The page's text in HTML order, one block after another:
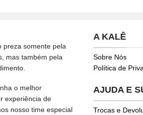
preza somente pela
mas também pela
o melhor
experiência de
nosso time especial
A KALÊ
Sobre Nós
Política de
AJUDA E
Trocas e